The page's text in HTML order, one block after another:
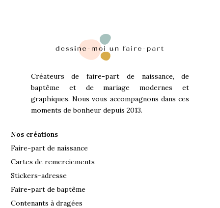
Créateurs de faire-part de naissance, de
baptême et de mariage modernes et
graphiques. Nous vous accompagnons dans ces
moments de bonheur depuis 2013.
Nos créations
Faire-part de naissance
Cartes de remerciements
Stickers-adresse
Faire-part de baptême
Contenants à dragées